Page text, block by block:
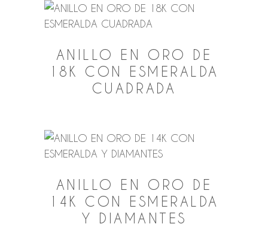
ANILLO EN ORO DE
18K CON ESMERALDA
CUADRADA
ANILLO EN ORO DE
14K CON ESMERALDA
Y DIAMANTES